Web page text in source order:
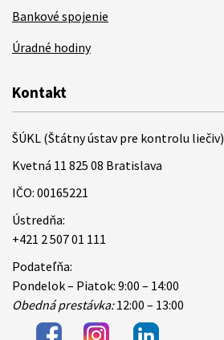
Bankové spojenie
Úradné hodiny
Kontakt
ŠÚKL (Štátny ústav pre kontrolu liečiv)
Kvetná 11 825 08 Bratislava
IČO: 00165221
Ústredňa:
+421 2 507 01 111
Podateľňa:
Pondelok – Piatok: 9:00 – 14:00
Obedná prestávka:12:00 – 13:00